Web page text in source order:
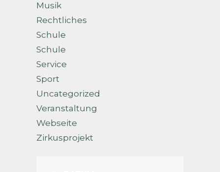
Musik
Rechtliches
Schule
Schule
Service
Sport
Uncategorized
Veranstaltung
Webseite
Zirkusprojekt